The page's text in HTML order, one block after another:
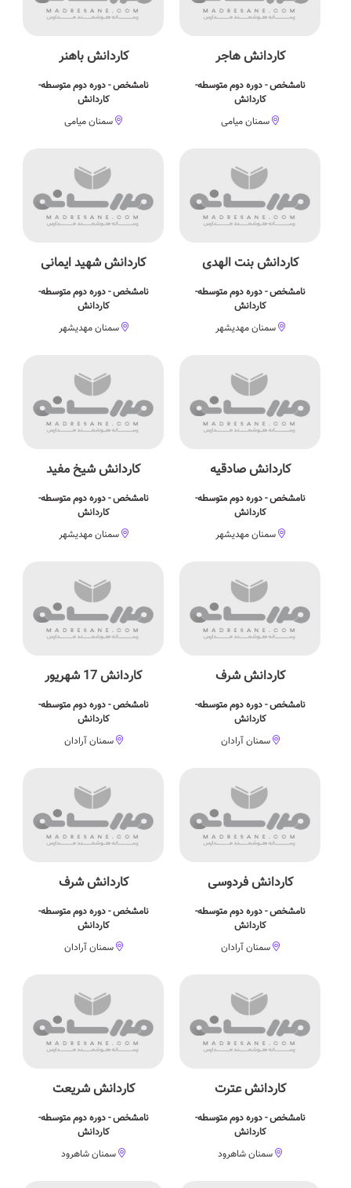
کاردانش هاجر
نامشخص - دوره دوم متوسطه-
کاردانش
سمنان میامی
کاردانش باهنر
نامشخص - دوره دوم متوسطه-
کاردانش
سمنان میامی
کاردانش بنت الهدی
نامشخص - دوره دوم متوسطه-
کاردانش
سمنان مهدیشهر
کاردانش شهید ایمانی
نامشخص - دوره دوم متوسطه-
کاردانش
سمنان مهدیشهر
کاردانش صادقیه
نامشخص - دوره دوم متوسطه-
کاردانش
سمنان مهدیشهر
کاردانش شیخ مفید
نامشخص - دوره دوم متوسطه-
کاردانش
سمنان مهدیشهر
کاردانش شرف
نامشخص - دوره دوم متوسطه-
کاردانش
سمنان آرادان
کاردانش 17 شهریور
نامشخص - دوره دوم متوسطه-
کاردانش
سمنان آرادان
کاردانش فردوسی
نامشخص - دوره دوم متوسطه-
کاردانش
سمنان آرادان
کاردانش شرف
نامشخص - دوره دوم متوسطه-
کاردانش
سمنان آرادان
کاردانش عترت
نامشخص - دوره دوم متوسطه-
کاردانش
سمنان شاهرود
کاردانش شریعت
نامشخص - دوره دوم متوسطه-
کاردانش
سمنان شاهرود